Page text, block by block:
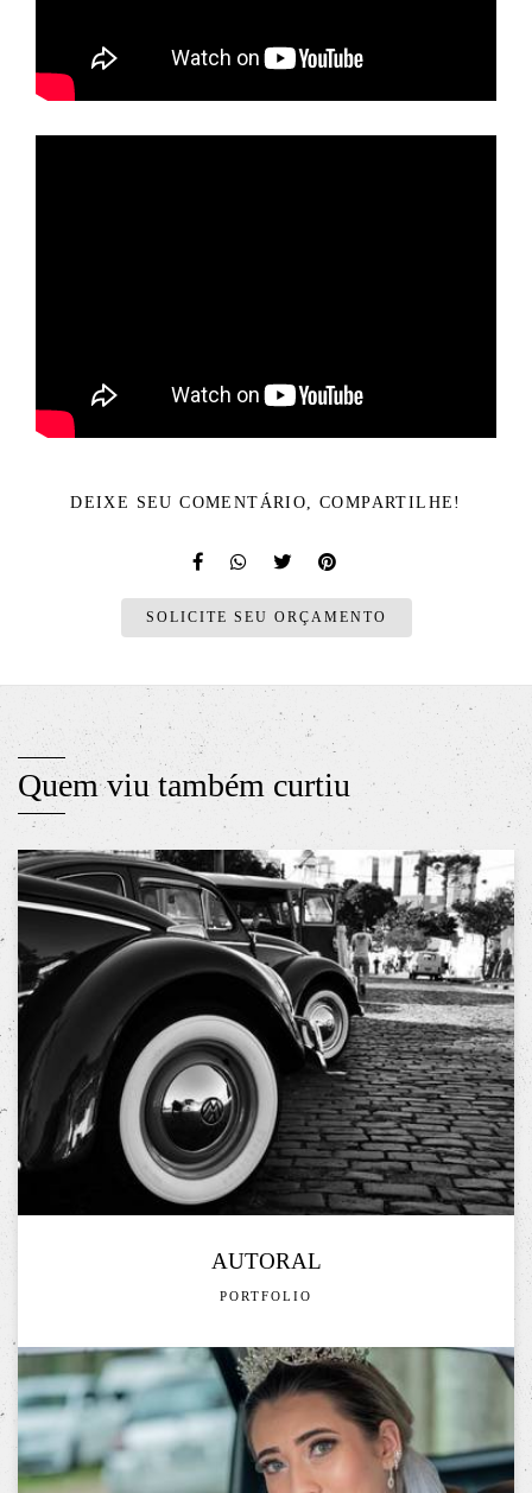
DEIXE SEU COMENTÁRIO, COMPARTILHE!
SOLICITE SEU ORÇAMENTO
Quem viu também curtiu
AUTORAL
PORTFOLIO